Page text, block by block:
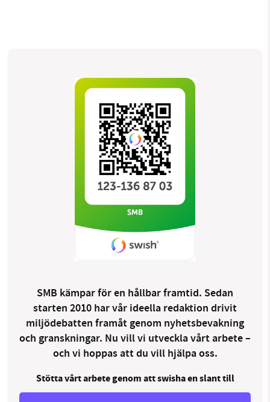
SMB kämpar för en hållbar framtid. Sedan
starten 2010 har vår ideella redaktion drivit
miljödebatten framåt genom nyhetsbevakning
och granskningar. Nu vill vi utveckla vårt arbete –
och vi hoppas att du vill hjälpa oss.
Stötta vårt arbete genom att swisha en slant till